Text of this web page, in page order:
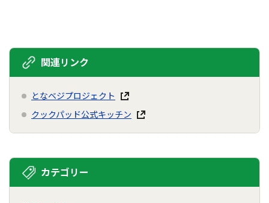
関連リンク
となベジプロジェクト
クックパッド公式キッチン
カテゴリー